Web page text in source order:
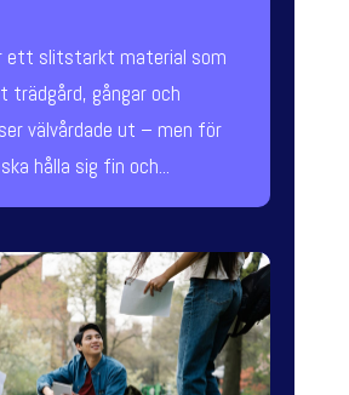
ett slitstarkt material som
trädgård, gångar och
välvårdade ut – men för
hålla sig fin och...